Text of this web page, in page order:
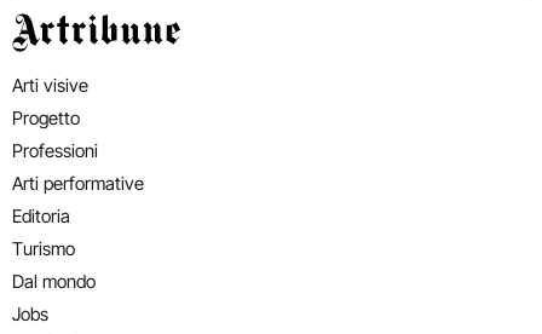
Artribune
Arti visive
Progetto
Professioni
Arti performative
Editoria
Turismo
Dal mondo
Jobs